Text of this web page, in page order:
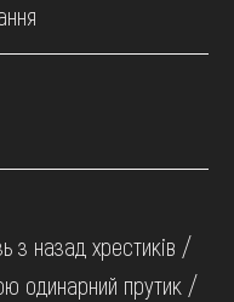
з назад хрестиків /
одинарний прутик /